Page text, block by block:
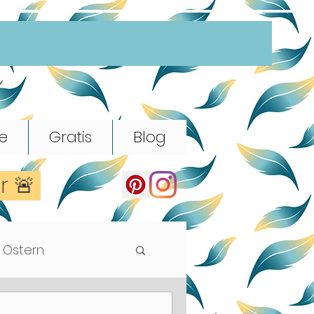
Gratis Blog
🚨
Ostern